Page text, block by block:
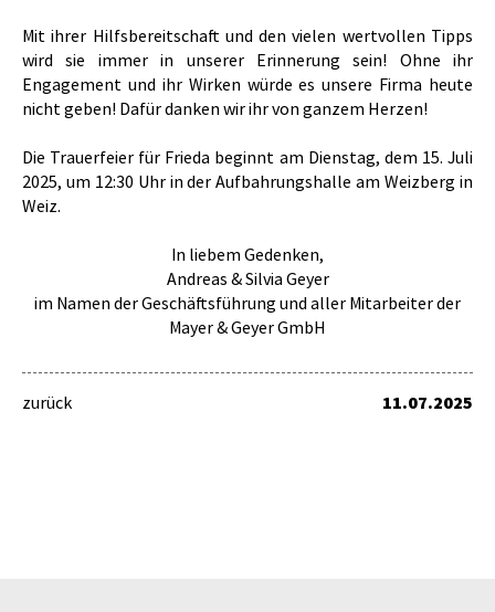
Mit ihrer Hilfsbereitschaft und den vielen wertvollen Tipps
wird sie immer in unserer Erinnerung sein! Ohne ihr
Engagement und ihr Wirken würde es unsere Firma heute
nicht geben! Dafür danken wir ihr von ganzem Herzen!
Die Trauerfeier für Frieda beginnt am Dienstag, dem 15. Juli
2025, um 12:30 Uhr in der Aufbahrungshalle am Weizberg in
Weiz.
In liebem Gedenken,
Andreas & Silvia Geyer
im Namen der Geschäftsführung und aller Mitarbeiter der
Mayer & Geyer GmbH
zurück 11.07.2025